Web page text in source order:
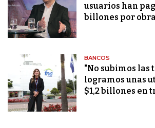
usuarios han
billones por
BANCOS
"No subimos las
logramos unas
$1,2 billones en